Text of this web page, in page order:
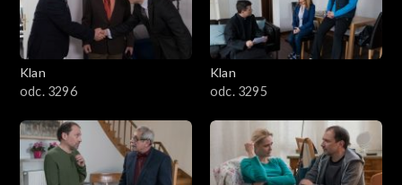
3801–3900
3701–3800
3601–3700
3501–3600
Klan
odc. 3296
Klan
odc. 3295